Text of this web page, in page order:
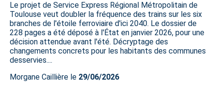
Le projet de Service Express Régional Métropolitain de
Toulouse veut doubler la fréquence des trains sur les six
branches de l'étoile ferroviaire d'ici 2040. Le dossier de
228 pages a été déposé à l'État en janvier 2026, pour une
décision attendue avant l'été. Décryptage des
changements concrets pour les habitants des communes
desservies....
Morgane Caillière le 29/06/2026